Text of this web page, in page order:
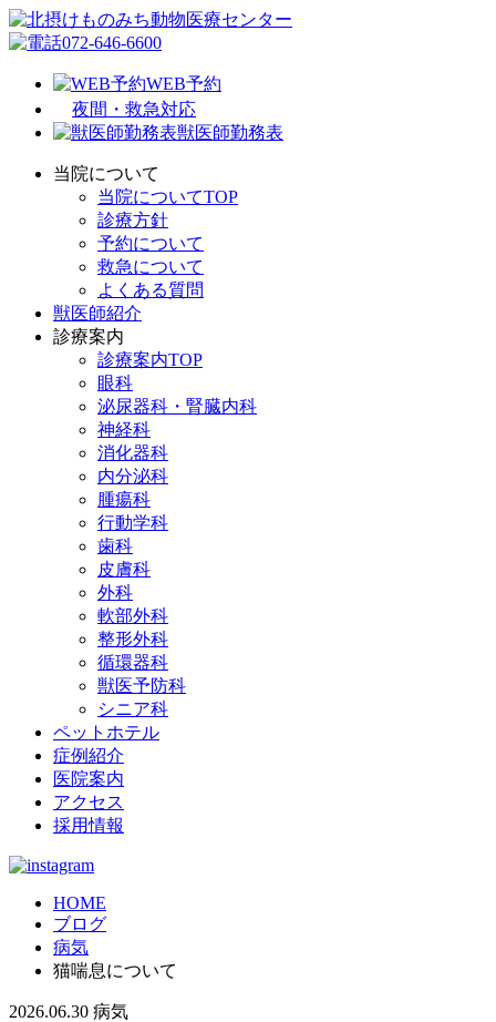
072-646-6600
WEB予約
夜間・救急対応
獣医師勤務表
当院について
当院についてTOP
診療方針
予約について
救急について
よくある質問
獣医師紹介
診療案内
診療案内TOP
眼科
泌尿器科・腎臓内科
神経科
消化器科
内分泌科
腫瘍科
行動学科
歯科
皮膚科
外科
軟部外科
整形外科
循環器科
獣医予防科
シニア科
ペットホテル
症例紹介
医院案内
アクセス
採用情報
HOME
ブログ
病気
猫喘息について
2026.06.30 病気